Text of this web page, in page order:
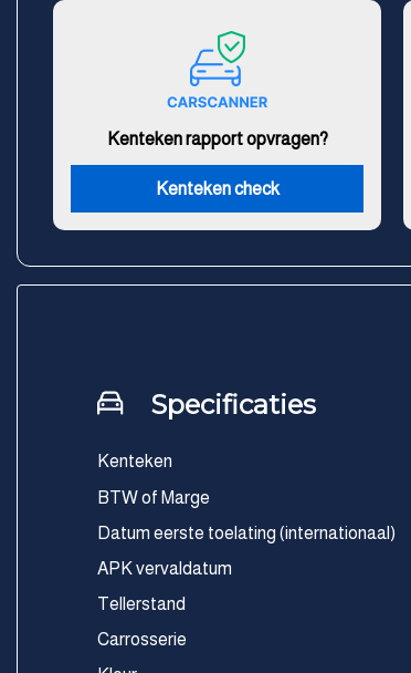
Kenteken rapport opvragen?
Kenteken check
Specificaties
Kenteken
BTW of Marge
Datum eerste toelating (internationaal)
APK vervaldatum
Tellerstand
Carrosserie